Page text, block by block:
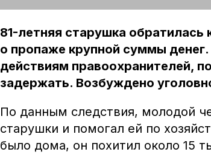
81-летняя старушка
о пропаже крупной суммы
действиям правоохранителей,
задержать. Возбуждено
По данным следствия, молодой
старушки и помогал ей по
было дома, он похитил около 15